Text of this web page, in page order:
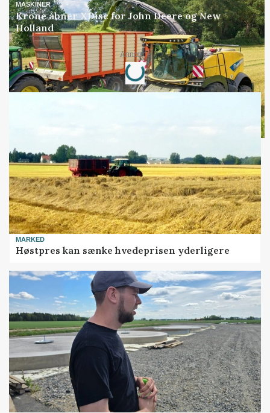
MASKINER
Krone åbner XDisc for John Deere og New
Holland
Annonce
Loading...
MARKED
Høstpres kan sænke hvedeprisen yderligere